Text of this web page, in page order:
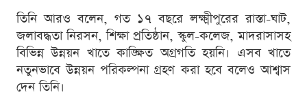
তিনি আরও বলেন, গত ১৭ বছরে লক্ষ্মীপুরের রাস্তা-ঘাট,
জলাবদ্ধতা নিরসন, শিক্ষা প্রতিষ্ঠান, স্কুল-কলেজ, মাদরাসাসহ
বিভিন্ন উন্নয়ন খাতে কাঙ্ক্ষিত অগ্রগতি হয়নি। এসব খাতে
নতুনভাবে উন্নয়ন পরিকল্পনা গ্রহণ করা হবে বলেও আশ্বাস
দেন তিনি।